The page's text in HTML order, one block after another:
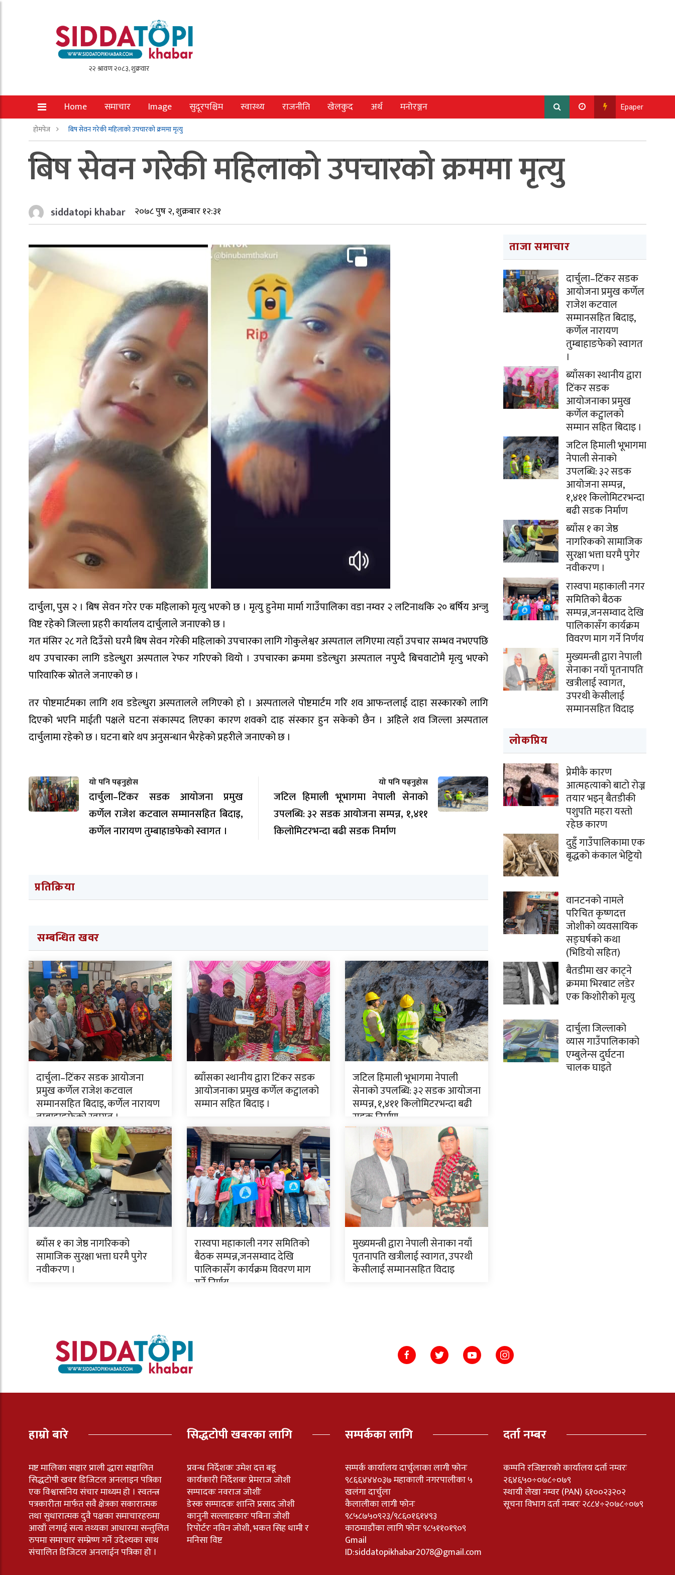
Home समाचार Image सुदूरपश्चिम स्वास्थ्य राजनीति खेलकुद अर्थ मनोरञ्जन Epaper
होमपेज बिष सेवन गरेकी महिलाको उपचारको क्रममा मृत्यु
बिष सेवन गरेकी महिलाको उपचारको क्रममा मृत्यु
siddatopi khabar २०७८ पुष २, शुक्रबार १२:३१
दार्चुला, पुस २ । बिष सेवन गरेर एक महिलाको मृत्यु भएको छ । मृत्यु हुनेमा मार्मा गाउँपालिका वडा नम्वर २ लटिनाथकि २० बर्षिय अन्जु
विष्ट रहेको जिल्ला प्रहरी कार्यालय दार्चुलाले जनाएको छ ।
गत मंसिर २८ गते दिउँसो घरमै बिष सेवन गरेकी महिलाको उपचारका लागि गोकुलेश्वर अस्पताल लगिएमा त्यहाँ उपचार सम्भव नभएपछि
थप उपचारका लागि डडेल्धुरा अस्पताल रेफर गरिएको थियो । उपचारका क्रममा डडेल्धुरा अस्पताल नपुग्दै बिचवाटोमै मृत्यु भएको
पारिवारिक स्रोतले जनाएको छ ।
तर पोष्टमार्टमका लागि शव डडेल्धुरा अस्पतालले लगिएको हो । अस्पतालले पोष्टमार्टम गरि शव आफन्तलाई दाहा सस्कारको लागि
दिएको भएनि माईती पक्षले घटना संकास्पद लिएका कारण शवको दाह संस्कार हुन सकेको छैन । अहिले शव जिल्ला अस्पताल
दार्चुलामा रहेको छ । घटना बारे थप अनुसन्धान भैरहेको प्रहरीले जनाएको छ ।
यो पनि पढ्नुहोस
दार्चुला–टिंकर सडक आयोजना प्रमुख
कर्णेल राजेश कटवाल सम्मानसहित बिदाइ,
कर्णेल नारायण तुम्बाहाङफेको स्वागत ।
यो पनि पढ्नुहोस
जटिल हिमाली भूभागमा नेपाली सेनाको
उपलब्धि: ३२ सडक आयोजना सम्पन्न, १,४११
किलोमिटरभन्दा बढी सडक निर्माण
प्रतिक्रिया
सम्बन्धित खवर
दार्चुला–टिंकर सडक आयोजना
प्रमुख कर्णेल राजेश कटवाल
सम्मानसहित बिदाइ, कर्णेल नारायण
तुम्बाहाङफेको स्वागत ।
ब्याँसका स्थानीय द्वारा टिंकर सडक
आयोजनाका प्रमुख कर्णेल कट्वालको
सम्मान सहित बिदाइ ।
जटिल हिमाली भूभागमा नेपाली
सेनाको उपलब्धि: ३२ सडक आयोजना
सम्पन्न, १,४११ किलोमिटरभन्दा बढी
सडक निर्माण
ब्याँस १ का जेष्ठ नागरिकको
सामाजिक सुरक्षा भत्ता घरमै पुगेर
नवीकरण ।
रास्वपा महाकाली नगर समितिको
बैठक सम्पन्न,जनसम्वाद देखि
पालिकासँग कार्यक्रम विवरण माग
गर्ने निर्णय
मुख्यमन्त्री द्वारा नेपाली सेनाका नयाँ
पृतनापति खत्रीलाई स्वागत, उपरथी
केसीलाई सम्मानसहित विदाइ
ताजा समाचार
दार्चुला–टिंकर सडक
आयोजना प्रमुख कर्णेल
राजेश कटवाल
सम्मानसहित बिदाइ,
कर्णेल नारायण
तुम्बाहाङफेको स्वागत
।
ब्याँसका स्थानीय द्वारा
टिंकर सडक
आयोजनाका प्रमुख
कर्णेल कट्वालको
सम्मान सहित बिदाइ ।
जटिल हिमाली भूभागमा
नेपाली सेनाको
उपलब्धि: ३२ सडक
आयोजना सम्पन्न,
१,४११ किलोमिटरभन्दा
बढी सडक निर्माण
ब्याँस १ का जेष्ठ
नागरिकको सामाजिक
सुरक्षा भत्ता घरमै पुगेर
नवीकरण ।
रास्वपा महाकाली नगर
समितिको बैठक
सम्पन्न,जनसम्वाद देखि
पालिकासँग कार्यक्रम
विवरण माग गर्ने निर्णय
मुख्यमन्त्री द्वारा नेपाली
सेनाका नयाँ पृतनापति
खत्रीलाई स्वागत,
उपरथी केसीलाई
सम्मानसहित विदाइ
लोकप्रिय
प्रेमीकै कारण
आत्महत्याको बाटो रोज्न
तयार भइन् बैतडीकी
पशुपति महरा यस्तो
रहेछ कारण
दुहुँ गाउँपालिकामा एक
बृद्धको कंकाल भेट्टियो
वानटनको नामले
परिचित कृष्णदत्त
जोशीको व्यवसायिक
सङ्घर्षको कथा
(भिडियो सहित)
बैतडीमा खर काट्ने
क्रममा भिरबाट लडेर
एक किशोरीको मृत्यु
दार्चुला जिल्लाको
व्यास गाउँपालिकाको
एम्बुलेन्स दुर्घटना
चालक घाइते
हाम्रो बारे
मष्ट मालिका सञ्चार प्राली द्धारा सञ्चालित
सिद्धटोपी खवर डिजिटल अनलाइन पत्रिका
एक विश्वासनिय संचार माध्यम हो । स्वतन्त्र
पत्रकारीता मार्फत सवै क्षेत्रका सकारात्मक
तथा सुधारात्मक दुवै पक्षका समाचारहरुमा
आखाँ लगाई सत्य तथ्यका आधारमा सन्तुलित
रुपमा समाचार सम्प्रेष्ण गर्ने उदेश्यका साथ
संचालित डिजिटल अनलाईन पत्रिका हो ।
सिद्धटोपी खबरका लागि
प्रवन्ध निर्देशकः उमेश दत्त बडू
कार्यकारी निर्देशकः प्रेमराज जोशी
सम्पादकः नवराज जोशीः
डेस्क सम्पादकः शान्ति प्रसाद जोशी
कानुनी सल्लाहकारः पबिना जोशी
रिपोर्टरः नविन जोशी, भकत सिह धामी र
मनिसा विष्ट
सम्पर्कका लागि
सम्पर्क कार्यालय दार्चुलाका लागी फोनः
९८६६४४४०३७ महाकाली नगरपालीका ५
खलंगा दार्चुला
कैलालीका लागी फोनः
९८५८७५०९२३/९८६०१६१४९३
काठमाडौंका लागि फोनः ९८५११०१९०९
Gmail
ID:siddatopikhabar2078@gmail.com
दर्ता नम्बर
कम्पनि रजिष्टारको कार्यालय दर्ता नम्वरः
२६४६५०÷०७८÷०७९
स्थायी लेखा नम्वर (PAN) ६१००२३२०२
सूचना विभाग दर्ता नम्बरः २८८४÷२०७८÷०७९